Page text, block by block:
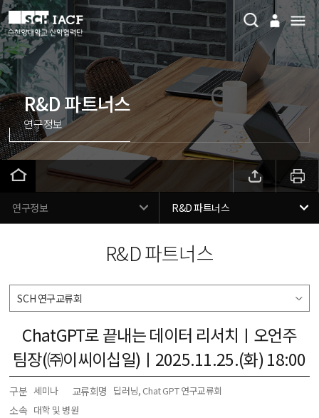
R&D 파트너스
연구정보
연구정보 R&D 파트너스
R&D 파트너스
ChatGPT로 끝내는 데이터 리서치ㅣ오언주
팀장(㈜이씨이십일)ㅣ2025.11.25.(화) 18:00
구분 세미나 교류회명 딥러닝, Chat GPT 연구교류회
소속 대학 및 병원